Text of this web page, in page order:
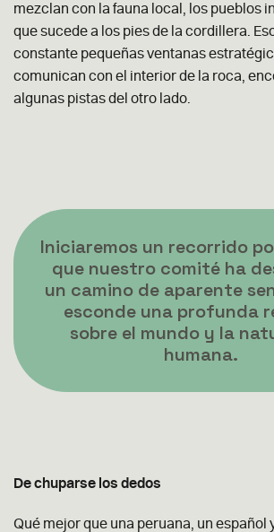
mezclan con la fauna local, los pueblos
que sucede a los pies de la cordillera.
constante pequeñas ventanas
comunican con el interior de la roca,
algunas pistas del otro lado.
Iniciaremos un recorrido
que nuestro comité ha
un camino de aparente
esconde una profunda
sobre el mundo y la
humana.
De chuparse los dedos
Qué mejor que una peruana, un español